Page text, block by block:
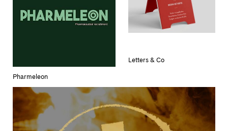
Pharmeleon
Letters & Co